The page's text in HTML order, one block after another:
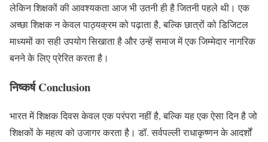
लेकिन शिक्षकों की आवश्यकता आज भी उतनी ही है जितनी पहले थी। एक
अच्छा शिक्षक न केवल पाठ्यक्रम को पढ़ाता है, बल्कि छात्रों को डिजिटल
माध्यमों का सही उपयोग सिखाता है और उन्हें समाज में एक जिम्मेदार नागरिक
बनने के लिए प्रेरित करता है।
निष्कर्ष Conclusion
भारत में शिक्षक दिवस केवल एक परंपरा नहीं है, बल्कि यह एक ऐसा दिन है जो
शिक्षकों के महत्व को उजागर करता है। डॉ. सर्वपल्ली राधाकृष्णन के आदर्शों